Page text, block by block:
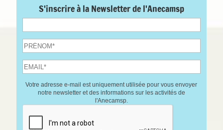
S'inscrire à la Newsletter de l'Anecamsp
Votre adresse e-mail est uniquement utilisée pour vous envoyer
notre newsletter et des informations sur les activités de
l'Anecamsp.